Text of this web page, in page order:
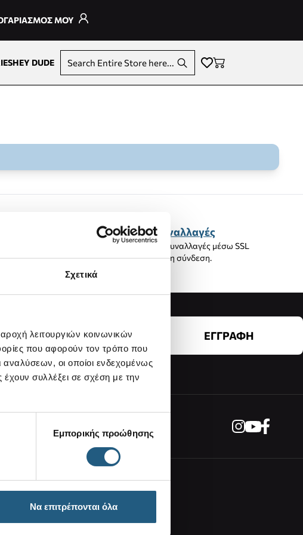
Σχετικά
λειτουργιών κοινωνικών
που αφορούν τον τρόπο που
αναλύσεων, οι οποίοι ενδεχομένως
συλλέξει σε σχέση με την
Εμπορικής προώθησης
Να επιτρέπονται όλα
ΜΟΥ
HEY DUDE Search Entire Store here...
Ασφαλείς Συναλλαγές
100% ασφαλείς συναλλαγές μέσω SSL
Κρυπτογραφημένη σύνδεση.
ΕΓΓΡΑΦΗ
Επικοινωνία